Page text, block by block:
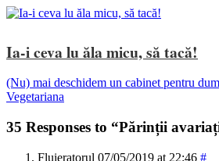
Ia-i ceva lu ăla micu, să tacă!
(Nu) mai deschidem un cabinet pentru
Vegetariana
35 Responses to “Părinții
Fluieratorul 07/05/2019 at 22:46 #